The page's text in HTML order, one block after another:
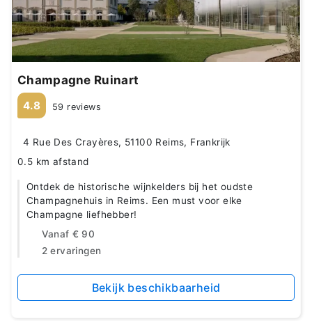
Champagne Ruinart
4.8 59 reviews
4 Rue Des Crayères, 51100 Reims, Frankrijk
0.5 km afstand
Ontdek de historische wijnkelders bij het oudste
Champagnehuis in Reims. Een must voor elke
Champagne liefhebber!
Vanaf € 90
2 ervaringen
Bekijk beschikbaarheid